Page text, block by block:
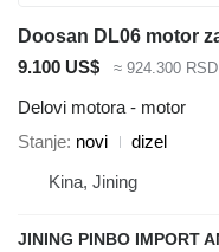
9.100 US$ ≈ 924.300 RSD
Delovi motora - motor
Stanje novi
dizel
Kina, Jining
JINING PINBO IMPORT